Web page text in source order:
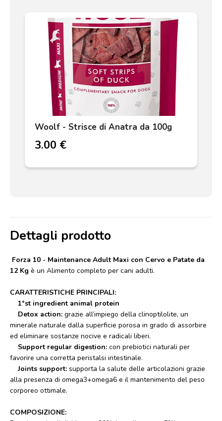
Woolf - Strisce di Anatra da 100g
3.00 €
Dettagli prodotto
Forza 10 - Maintenance Adult Maxi con Cervo e Patate da
12 Kg è un Alimento completo per cani adulti.
CARATTERISTICHE PRINCIPALI:
1°st ingredient animal protein
Detox action: grazie all’impiego della clinoptilolite, un
minerale naturale dalla superficie porosa in grado di assorbire
ed eliminare sostanze nocive e radicali liberi.
Support regular digestion: con prebiotici naturali per
favorire una corretta peristalsi intestinale.
Joints support: supporta la salute delle articolazioni grazie
alla presenza di omega3+omega6 e il mantenimento del peso
corporeo ottimale.
COMPOSIZIONE: